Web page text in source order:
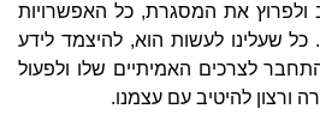
את המסגרת, כל האפשרויות
כל שעלינו לעשות הוא, להיצמד לידע
לצרכים האמיתיים שלו ולפעול
ורצון להיטיב עם עצמנו.